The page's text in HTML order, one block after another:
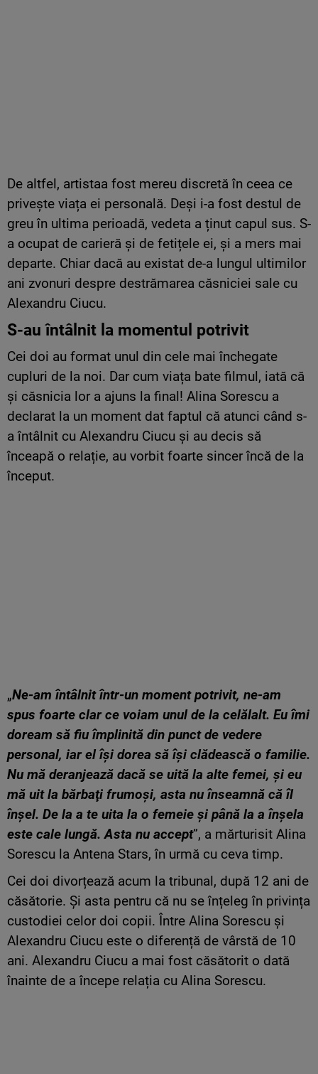
De altfel, artistaa fost mereu discretă în ceea ce
privește viața ei personală. Deși i-a fost destul de
greu în ultima perioadă, vedeta a ținut capul sus. S-
a ocupat de carieră și de fetițele ei, și a mers mai
departe. Chiar dacă au existat de-a lungul ultimilor
ani zvonuri despre destrămarea căsniciei sale cu
Alexandru Ciucu.
S-au întâlnit la momentul potrivit
Cei doi au format unul din cele mai închegate
cupluri de la noi. Dar cum viața bate filmul, iată că
și căsnicia lor a ajuns la final! Alina Sorescu a
declarat la un moment dat faptul că atunci când s-
a întâlnit cu Alexandru Ciucu și au decis să
înceapă o relație, au vorbit foarte sincer încă de la
început.
„Ne-am întâlnit într-un moment potrivit, ne-am
spus foarte clar ce voiam unul de la celălalt. Eu îmi
doream să fiu împlinită din punct de vedere
personal, iar el îşi dorea să îşi clădească o familie.
Nu mă deranjează dacă se uită la alte femei, şi eu
mă uit la bărbaţi frumoşi, asta nu înseamnă că îl
înşel. De la a te uita la o femeie şi până la a înşela
este cale lungă. Asta nu accept”, a mărturisit Alina
Sorescu la Antena Stars, în urmă cu ceva timp.
Cei doi divorțează acum la tribunal, după 12 ani de
căsătorie. Și asta pentru că nu se înțeleg în privința
custodiei celor doi copii. Între Alina Sorescu și
Alexandru Ciucu este o diferență de vârstă de 10
ani. Alexandru Ciucu a mai fost căsătorit o dată
înainte de a începe relația cu Alina Sorescu.